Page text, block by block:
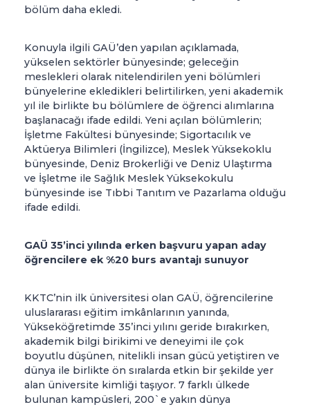
bölüm daha ekledi.
Konuyla ilgili GAÜ’den yapılan açıklamada,
yükselen sektörler bünyesinde; geleceğin
meslekleri olarak nitelendirilen yeni bölümleri
bünyelerine ekledikleri belirtilirken, yeni akademik
yıl ile birlikte bu bölümlere de öğrenci alımlarına
başlanacağı ifade edildi. Yeni açılan bölümlerin;
İşletme Fakültesi bünyesinde; Sigortacılık ve
Aktüerya Bilimleri (İngilizce), Meslek Yüksekoklu
bünyesinde, Deniz Brokerliği ve Deniz Ulaştırma
ve İşletme ile Sağlık Meslek Yüksekokulu
bünyesinde ise Tıbbi Tanıtım ve Pazarlama olduğu
ifade edildi.
GAÜ 35’inci yılında erken başvuru yapan aday
öğrencilere ek %20 burs avantajı sunuyor
KKTC’nin ilk üniversitesi olan GAÜ, öğrencilerine
uluslararası eğitim imkânlarının yanında,
Yükseköğretimde 35’inci yılını geride bırakırken,
akademik bilgi birikimi ve deneyimi ile çok
boyutlu düşünen, nitelikli insan gücü yetiştiren ve
dünya ile birlikte ön sıralarda etkin bir şekilde yer
alan üniversite kimliği taşıyor. 7 farklı ülkede
bulunan kampüsleri, 200`e yakın dünya